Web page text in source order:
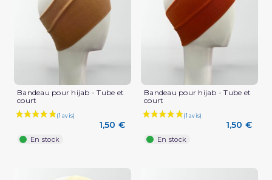
(1 avis)
Bandeau pour hijab - Tube et
court
1,50 €
En stock
Bandeau pour hijab - Tube et
court
1,50 €
En stock